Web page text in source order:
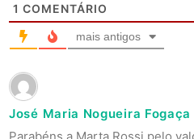
1 COMENTÁRIO
mais antigos
José Maria Nogueira
Parabéns a Marta Rossi pelo